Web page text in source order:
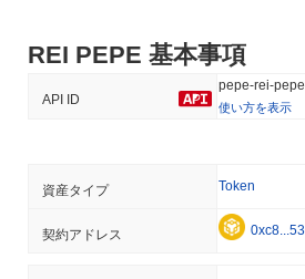
REI PEPE 基本事項
API ID
pepe-rei-pepe
使い方を表示
資産タイプ Token
契約アドレス